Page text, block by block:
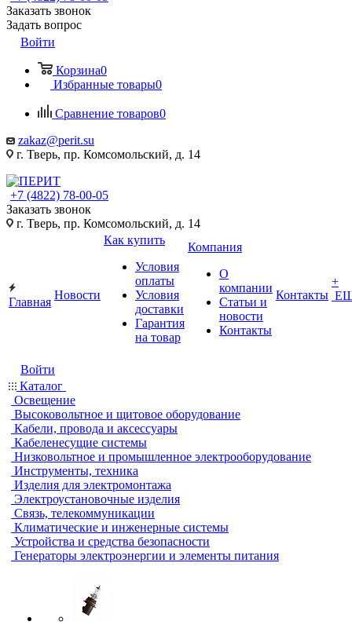
Заказать звонок
Задать вопрос
Войти
Корзина0
Избранные товары0
Сравнение товаров0
zakaz@perit.su
г. Тверь, пр. Комсомольский, д. 14
+7 (4822) 78-00-05
Заказать звонок
г. Тверь, пр. Комсомольский, д. 14
Главная
Новости
Как купить
Условия
оплаты
Условия
доставки
Гарантия
на товар
Компания
О
компании
Статьи и
новости
Контакты
Контакты
+
Войти
Каталог
Освещение
Высоковольтное и щитовое оборудование
Кабели, провода и аксессуары
Кабеленесущие системы
Низковольтное и промышленное электрооборудование
Инструменты, техника
Изделия для электромонтажа
Электроустановочные изделия
Связь, телекоммуникации
Климатические и инженерные системы
Устройства и средства безопасности
Генераторы электроэнергии и элементы питания